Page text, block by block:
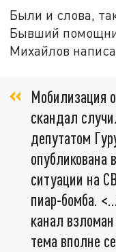
Были и слова,
Бывший
Михайлов
Мобилизация
скандал
депутатом
опубликована
ситуации на
пиар-бомба.
канал
тема вполне